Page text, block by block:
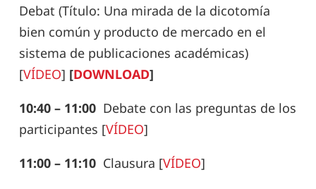
Debat(Título: Una mirada de la dicotomía
bien común y producto de mercado en el
sistema de publicaciones académicas)
[VÍDEO] [DOWNLOAD]
10:40 – 11:00 Debate con las preguntas de los
participantes [VÍDEO]
11:00 – 11:10 Clausura [VÍDEO]